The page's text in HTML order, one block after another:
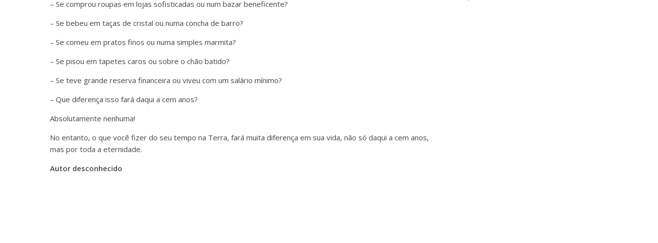
– Se comprou roupas em lojas sofisticadas ou num bazar beneficente?
– Se bebeu em taças de cristal ou numa concha de barro?
– Se comeu em pratos finos ou numa simples marmita?
– Se pisou em tapetes caros ou sobre o chão batido?
– Se teve grande reserva financeira ou viveu com um salário mínimo?
– Que diferença isso fará daqui a cem anos?
Absolutamente nenhuma!
No entanto, o que você fizer do seu tempo na Terra, fará muita diferença em sua vida, não só daqui a cem anos,
mas por toda a eternidade.
Autor desconhecido